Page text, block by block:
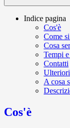
Indice pagina
Cos'è
Come
Cosa
Tempi
Contatti
A cosa
Cos'è